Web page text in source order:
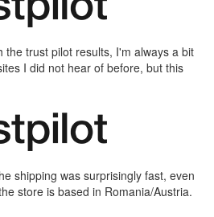
the trust pilot results, I'm always a bit
I did not hear of before, but this
shipping was surprisingly fast, even
store is based in Romania/Austria.